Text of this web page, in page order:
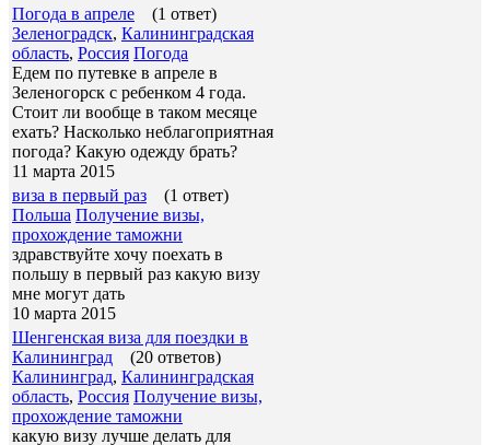
Погода в апреле
(1 ответ)
Зеленоградск, Калининградская
область, Россия Погода
Едем по путевке в апреле в
Зеленогорск с ребенком 4 года.
Стоит ли вообще в таком месяце
ехать? Насколько неблагоприятная
погода? Какую одежду брать?
11 марта 2015
виза в первый раз
(1 ответ)
Польша Получение визы,
прохождение таможни
здравствуйте хочу поехать в
польшу в первый раз какую визу
мне могут дать
10 марта 2015
Шенгенская виза для поездки в
Калининград
(20 ответов)
Калининград, Калининградская
область, Россия Получение визы,
прохождение таможни
какую визу лучше делать для